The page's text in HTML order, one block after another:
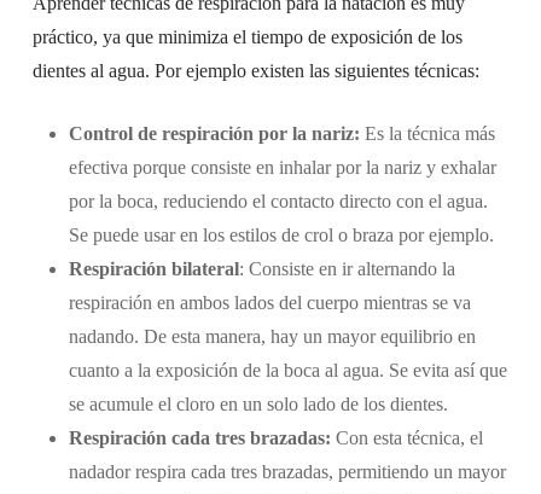
práctico, ya que minimiza el tiempo de exposición de los
dientes al agua. Por ejemplo existen las siguientes técnicas:
Control de respiración por la nariz: Es la técnica más
efectiva porque consiste en inhalar por la nariz y exhalar
por la boca, reduciendo el contacto directo con el agua.
Se puede usar en los estilos de crol o braza por ejemplo.
Respiración bilateral: Consiste en ir alternando la
respiración en ambos lados del cuerpo mientras se va
nadando. De esta manera, hay un mayor equilibrio en
cuanto a la exposición de la boca al agua. Se evita así que
se acumule el cloro en un solo lado de los dientes.
Respiración cada tres brazadas: Con esta técnica, el
nadador respira cada tres brazadas, permitiendo un mayor